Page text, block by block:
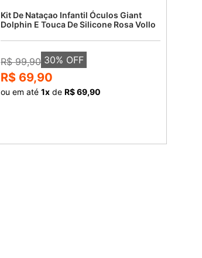
Kit De Nataçao Infantil Óculos Giant
Dolphin E Touca De Silicone Rosa Vollo
R$ 99,90 30% OFF
R$ 69,90
ou em até1x deR$ 69,90